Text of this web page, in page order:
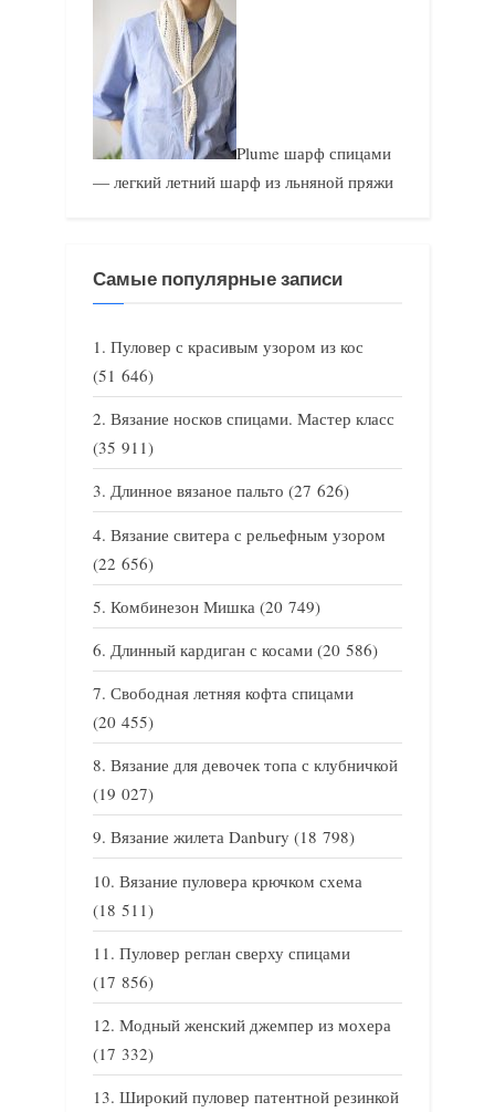
Plume шарф спицами
— легкий летний шарф из льняной пряжи
Самые популярные записи
Пуловер с красивым узором из кос
(51 646)
Вязание носков спицами. Мастер класс
(35 911)
Длинное вязаное пальто (27 626)
Вязание свитера с рельефным узором
(22 656)
Комбинезон Мишка (20 749)
Длинный кардиган с косами (20 586)
Свободная летняя кофта спицами
(20 455)
Вязание для девочек топа с клубничкой
(19 027)
Вязание жилета Danbury (18 798)
Вязание пуловера крючком схема
(18 511)
Пуловер реглан сверху спицами
(17 856)
Модный женский джемпер из мохера
(17 332)
Широкий пуловер патентной резинкой